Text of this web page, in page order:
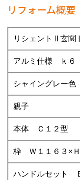
リフォーム概要
リシェントⅡ玄
アルミ仕様 ｋ６
シャイングレー色
親子
本体 Ｃ１２型
枠 Ｗ１１６３×Ｈ
ハンドルセット